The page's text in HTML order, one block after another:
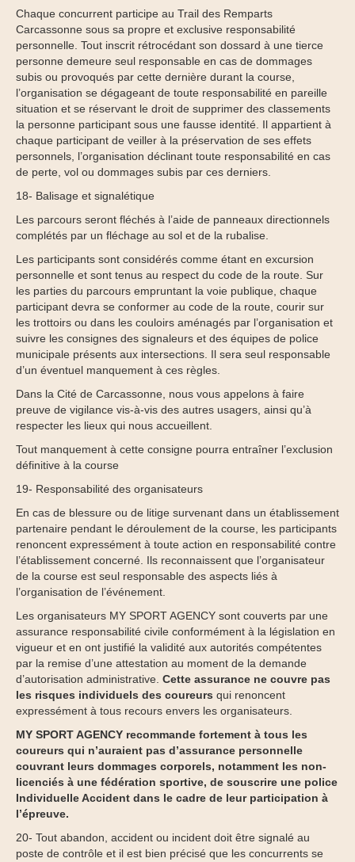
Chaque concurrent participe au Trail des Remparts
Carcassonne sous sa propre et exclusive responsabilité
personnelle. Tout inscrit rétrocédant son dossard à une tierce
personne demeure seul responsable en cas de dommages
subis ou provoqués par cette dernière durant la course,
l’organisation se dégageant de toute responsabilité en pareille
situation et se réservant le droit de supprimer des classements
la personne participant sous une fausse identité. Il appartient à
chaque participant de veiller à la préservation de ses effets
personnels, l’organisation déclinant toute responsabilité en cas
de perte, vol ou dommages subis par ces derniers.
18- Balisage et signalétique
Les parcours seront fléchés à l’aide de panneaux directionnels
complétés par un fléchage au sol et de la rubalise.
Les participants sont considérés comme étant en excursion
personnelle et sont tenus au respect du code de la route. Sur
les parties du parcours empruntant la voie publique, chaque
participant devra se conformer au code de la route, courir sur
les trottoirs ou dans les couloirs aménagés par l’organisation et
suivre les consignes des signaleurs et des équipes de police
municipale présents aux intersections. Il sera seul responsable
d’un éventuel manquement à ces règles.
Dans la Cité de Carcassonne, nous vous appelons à faire
preuve de vigilance vis-à-vis des autres usagers, ainsi qu’à
respecter les lieux qui nous accueillent.
Tout manquement à cette consigne pourra entraîner l’exclusion
définitive à la course
19- Responsabilité des organisateurs
En cas de blessure ou de litige survenant dans un établissement
partenaire pendant le déroulement de la course, les participants
renoncent expressément à toute action en responsabilité contre
l’établissement concerné. Ils reconnaissent que l’organisateur
de la course est seul responsable des aspects liés à
l’organisation de l’événement.
Les organisateurs MY SPORT AGENCY sont couverts par une
assurance responsabilité civile conformément à la législation en
vigueur et en ont justifié la validité aux autorités compétentes
par la remise d’une attestation au moment de la demande
d’autorisation administrative. Cette assurance ne couvre pas
les risques individuels des coureurs qui renoncent
expressément à tous recours envers les organisateurs.
MY SPORT AGENCY recommande fortement à tous les
coureurs qui n’auraient pas d’assurance personnelle
couvrant leurs dommages corporels, notamment les non-
licenciés à une fédération sportive, de souscrire une police
Individuelle Accident dans le cadre de leur participation à
l’épreuve.
20- Tout abandon, accident ou incident doit être signalé au
poste de contrôle et il est bien précisé que les concurrents se